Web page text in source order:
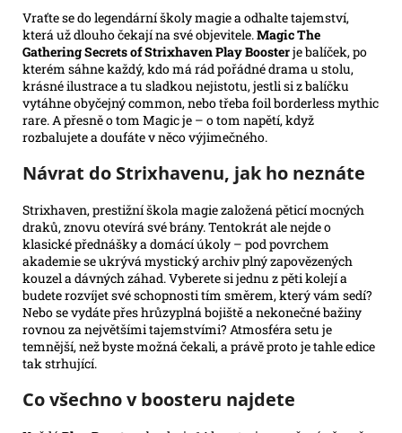
Vraťte se do legendární školy magie a odhalte tajemství,
která už dlouho čekají na své objevitele.Magic The
Gathering Secrets of Strixhaven Play Boosterje balíček, po
kterém sáhne každý, kdo má rád pořádné drama u stolu,
krásné ilustrace a tu sladkou nejistotu, jestli si z balíčku
vytáhne obyčejný common, nebo třeba foil borderless mythic
rare. A přesně o tom Magic je – o tom napětí, když
rozbalujete a doufáte v něco výjimečného.
Návrat do Strixhavenu, jak ho neznáte
Strixhaven, prestižní škola magie založená pěticí mocných
draků, znovu otevírá své brány. Tentokrát ale nejde o
klasické přednášky a domácí úkoly – pod povrchem
akademie se ukrývá mystický archiv plný zapovězených
kouzel a dávných záhad. Vyberete si jednu z pěti kolejí a
budete rozvíjet své schopnosti tím směrem, který vám sedí?
Nebo se vydáte přes hrůzyplná bojiště a nekonečné bažiny
rovnou za největšími tajemstvími? Atmosféra setu je
temnější, než byste možná čekali, a právě proto je tahle edice
tak strhující.
Co všechno v boosteru najdete
ONE
PIECE
CG:
IB07
ILLUSTRATION
BOX
899
Kč